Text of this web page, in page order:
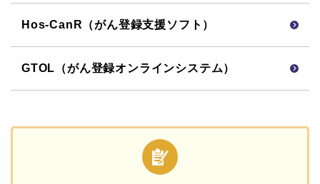
Hos-CanR（がん登録支援ソフト）
GTOL（がん登録オンラインシステム）